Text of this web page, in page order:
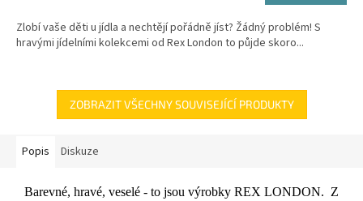
Zlobí vaše děti u jídla a nechtějí pořádně jíst? Žádný problém! S
hravými jídelními kolekcemi od Rex London to půjde skoro...
ZOBRAZIT VŠECHNY SOUVISEJÍCÍ PRODUKTY
Popis Diskuze
Barevné, hravé, veselé - to jsou výrobky REX LONDON. Z